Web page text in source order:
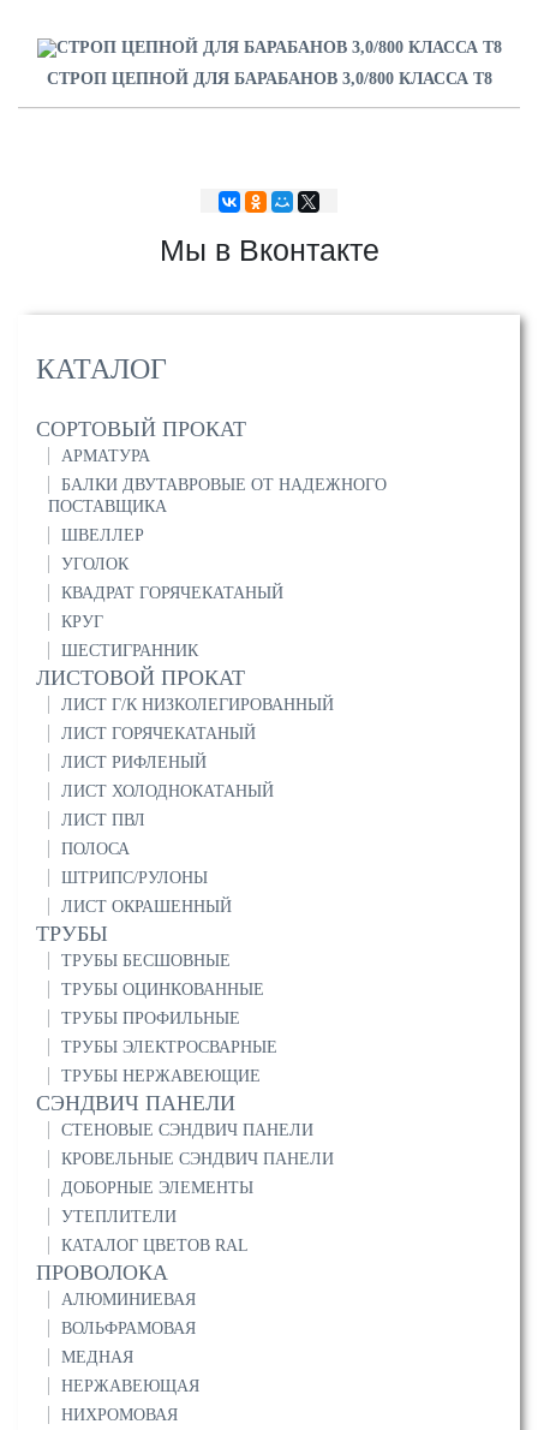
КАТАЛОГ
СОРТОВЫЙ ПРОКАТ
АРМАТУРА
БАЛКИ ДВУТАВРОВЫЕ ОТ НАДЕЖНОГО
ПОСТАВЩИКА
ШВЕЛЛЕР
УГОЛОК
КВАДРАТ ГОРЯЧЕКАТАНЫЙ
КРУГ
ШЕСТИГРАННИК
ЛИСТОВОЙ ПРОКАТ
ЛИСТ Г/К НИЗКОЛЕГИРОВАННЫЙ
ЛИСТ ГОРЯЧЕКАТАНЫЙ
ЛИСТ РИФЛЕНЫЙ
ЛИСТ ХОЛОДНОКАТАНЫЙ
ЛИСТ ПВЛ
ПОЛОСА
ШТРИПС/РУЛОНЫ
ЛИСТ ОКРАШЕННЫЙ
ТРУБЫ
ТРУБЫ БЕСШОВНЫЕ
ТРУБЫ ОЦИНКОВАННЫЕ
ТРУБЫ ПРОФИЛЬНЫЕ
ТРУБЫ ЭЛЕКТРОСВАРНЫЕ
ТРУБЫ НЕРЖАВЕЮЩИЕ
СЭНДВИЧ ПАНЕЛИ
СТЕНОВЫЕ СЭНДВИЧ ПАНЕЛИ
КРОВЕЛЬНЫЕ СЭНДВИЧ ПАНЕЛИ
ДОБОРНЫЕ ЭЛЕМЕНТЫ
УТЕПЛИТЕЛИ
КАТАЛОГ ЦВЕТОВ RAL
ПРОВОЛОКА
АЛЮМИНИЕВАЯ
ВОЛЬФРАМОВАЯ
МЕДНАЯ
НЕРЖАВЕЮЩАЯ
НИХРОМОВАЯ
СТРОП ЦЕПНОЙ ДЛЯ БАРАБАНОВ 3,0/800 КЛАССА Т8
Мы в Вконтакте